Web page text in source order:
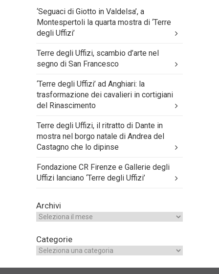
‘Seguaci di Giotto in Valdelsa’, a
Montespertoli la quarta mostra di ‘Terre
degli Uffizi’
Terre degli Uffizi, scambio d’arte nel
segno di San Francesco
‘Terre degli Uffizi’ ad Anghiari: la
trasformazione dei cavalieri in cortigiani
del Rinascimento
Terre degli Uffizi, il ritratto di Dante in
mostra nel borgo natale di Andrea del
Castagno che lo dipinse
Fondazione CR Firenze e Gallerie degli
Uffizi lanciano ‘Terre degli Uffizi’
Archivi
Categorie